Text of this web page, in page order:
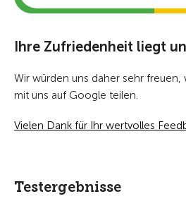
Ihre Zufriedenheit liegt
Wir würden uns daher sehr freuen,
mit uns auf Google teilen.
Vielen Dank für Ihr wertvolles
Testergebnisse